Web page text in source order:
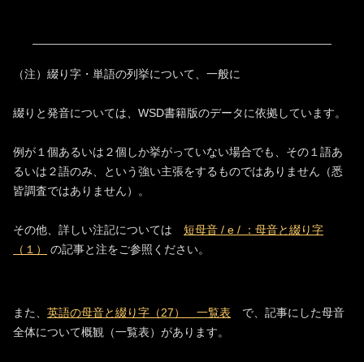
（注）綴り字・単語の列挙について、一般に
綴りと発音については、WSD書籍版のデータに依拠しています。
例が１個あるいは２個しか挙がっていない場合でも、その１語あ
るいは２語のみ、という強い主張をするものではありません（悉
皆調査ではありません）。
その他、詳しい注記については 短母音 / e / ：母音と綴り字
（１）
の記事と注をご参照ください。
また、 英語の母音と綴り字（27） 一覧表 で、記事にした母音
全体について概観（一覧表）があります。